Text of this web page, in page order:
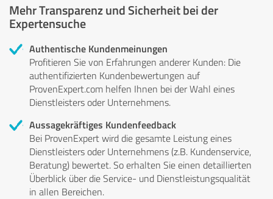
Mehr Transparenz und Sicherheit bei der
Expertensuche
Authentische Kundenmeinungen
Profitieren Sie von Erfahrungen anderer Kunden: Die
authentifizierten Kundenbewertungen auf
ProvenExpert.com helfen Ihnen bei der Wahl eines
Dienstleisters oder Unternehmens.
Aussagekräftiges Kundenfeedback
Bei ProvenExpert wird die gesamte Leistung eines
Dienstleisters oder Unternehmens (z.B. Kundenservice,
Beratung) bewertet. So erhalten Sie einen detaillierten
Überblick über die Service- und Dienstleistungsqualität
in allen Bereichen.